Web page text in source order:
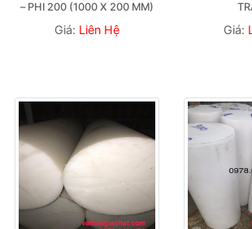
– PHI 200 (1000 X 200 MM)
Giá: Liên Hệ Giá: